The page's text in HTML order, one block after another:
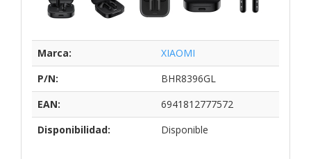
Marca:
XIAOMI
P/N:
BHR8396GL
EAN:
6941812777572
Disponibilidad:
Disponible